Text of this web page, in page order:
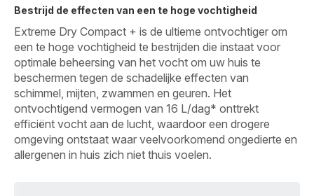
Bestrijd de effecten van een te hoge vochtigheid
Extreme Dry Compact + is de ultieme ontvochtiger om
een te hoge vochtigheid te bestrijden die instaat voor
optimale beheersing van het vocht om uw huis te
beschermen tegen de schadelijke effecten van
schimmel, mijten, zwammen en geuren. Het
ontvochtigend vermogen van 16 L/dag* onttrekt
efficiënt vocht aan de lucht, waardoor een drogere
omgeving ontstaat waar veelvoorkomend ongedierte en
allergenen in huis zich niet thuis voelen.